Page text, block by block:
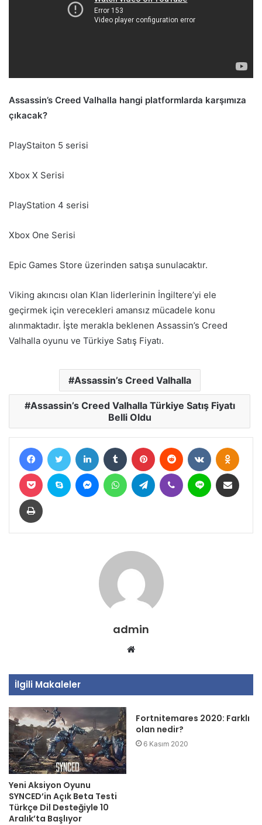
Assassin’s Creed Valhalla hangi platformlarda karşımıza
çıkacak?
PlayStaiton 5 serisi
Xbox X Serisi
PlayStation 4 serisi
Xbox One Serisi
Epic Games Store üzerinden satışa sunulacaktır.
Viking akıncısı olan Klan liderlerinin İngiltere’yi ele
geçirmek için verecekleri amansız mücadele konu
alınmaktadır. İşte merakla beklenen Assassin’s Creed
Valhalla oyunu ve Türkiye Satış Fiyatı.
Assassin’s Creed Valhalla
Assassin’s Creed Valhalla Türkiye Satış Fiyatı
Belli Oldu
FacebookTwitter LinkedIn Tumblr Pinterest Reddit VKontakte
Pocket Skype MessengerWhatsAppTelegram Viber Line
Yazdır
admin
Web
İlgili Makaleler
Yeni Aksiyon Oyunu
SYNCED’in Açık Beta Testi
Türkçe Dil Desteğiyle 10
Aralık’ta Başlıyor
Fortnitemares 2020: Farklı
olan nedir?
6 Kasım 2020